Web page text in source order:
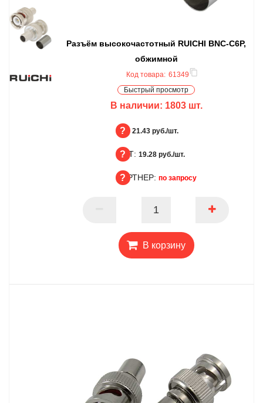
Разъём высокочастотный RUICHI BNC-C6P,
обжимной
Код товара: 61349
Быстрый просмотр
В наличии: 1803шт.
БЦ: 21.43 руб./шт.
ОПТ: 19.28 руб./шт.
ПАРТНЕР: по запросу
В корзину